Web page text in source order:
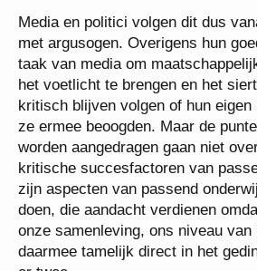
Media en politici volgen dit dus
met argusogen. Overigens hun
taak van media om
het voetlicht te brengen en het
kritisch blijven volgen of hun
ze ermee beoogden. Maar de
worden aangedragen gaan niet
kritische succesfactoren van
zijn aspecten van passend
doen, die aandacht verdienen
onze samenleving, ons niveau van
daarmee tamelijk direct in het